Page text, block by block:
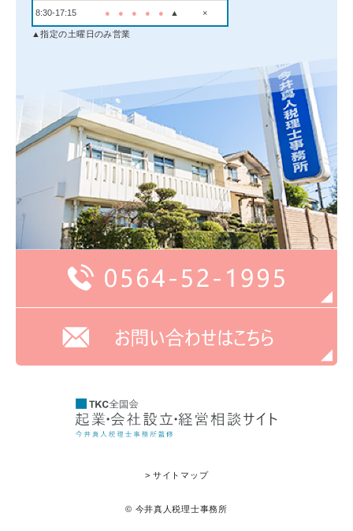
8:30-17:15 ● ● ● ● ● ▲ ×
▲指定の土曜日のみ営業
> サイトマップ
© 今井真人税理士事務所